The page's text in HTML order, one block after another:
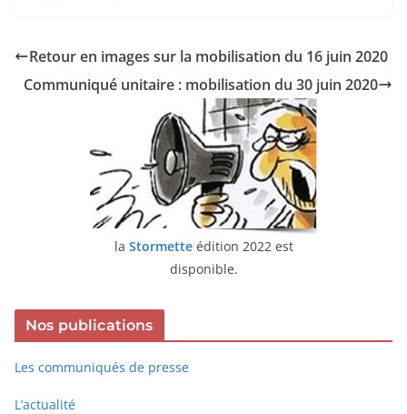
Retour en images sur la mobilisation du 16 juin 2020
Communiqué unitaire : mobilisation du 30 juin 2020
la Stormetteédition 2022 est
disponible.
Nos publications
Les communiqués de presse
L’actualité